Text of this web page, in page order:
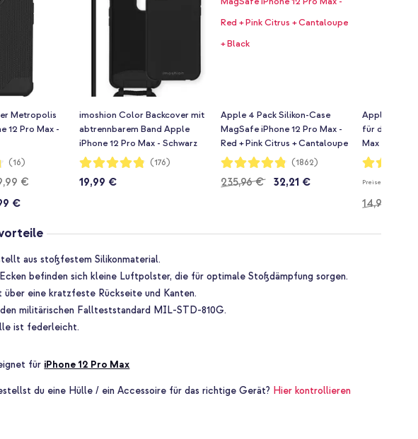
Metropolis
12 Pro Max -
(16)
€
€
imoshion Color Backcover mit
abtrennbarem Band Apple
iPhone 12 Pro Max - Schwarz
Bewertung:
96%
(176)
19,99 €
Apple 4 Pack Silikon-Case
MagSafe iPhone 12 Pro Max -
Red + Pink Citrus + Cantaloupe
+ Black
Bewertung:
96%
(1862)
Regulärer
235,96 € 32,21 €
Apple
für das
Max - Black
Bewertung:
97%
Preisempfehlung
14,99 €
aus stoßfestem Silikonmaterial.
befinden sich kleine Luftpolster, die für optimale Stoßdämpfung sorgen.
über eine kratzfeste Rückseite und Kanten.
militärischen Fallteststandard MIL-STD-810G.
ist federleicht.
für iPhone 12 Pro Max
du eine Hülle / ein Accessoire für das richtige Gerät? Hier kontrollieren